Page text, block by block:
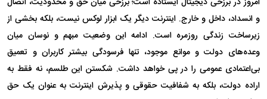
و انسداد، داخل و خارج. اینترنت دیگر یک ابزار لوکس نیست، بلکه بخشی از
زیرساخت زندگی روزمره است. ادامه این وضعیت مبهم و نوسان میان
وعده‌های دولت و موانع موجود، تنها فرسودگی بیشتر کاربران و تعمیق
بی‌اعتمادی عمومی را در پی خواهد داشت. شکستن این طلسم، نه فقط به
اراده دولت، بلکه به شفافیت حقوقی و پذیرش اینترنت به عنوان یک حق